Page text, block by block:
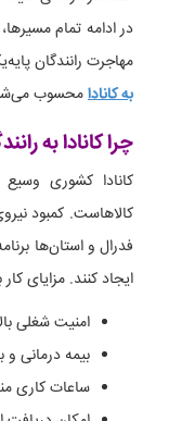
در ادامه تمام
مهاجرت رانندگان
به کانادامحسوب
چرا کانادا به
کانادا کشوری
کالاهاست. کمبود
فدرال و استان‌ها
ایجاد کنند. مزایای
امنیت شغلی
بیمه درمانی
ساعات کاری